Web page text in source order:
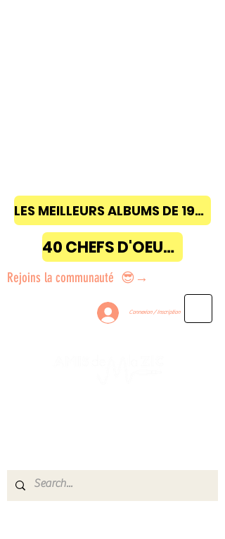
LES MEILLEURS ALBUMS DE 1968 à 2018
40 CHEFS D'OEUVRE
Rejoins la communauté 😎→
Connexion / Inscription